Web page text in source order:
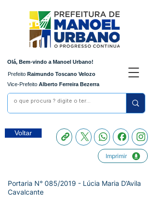
Olá, Bem-vindo a Manoel Urbano!
Prefeito Raimundo Toscano Velozo
Vice-Prefeito Alberto Ferreira Bezerra
Voltar
Imprimir
Portaria N° 085/2019 - Lúcia Maria D’Avila
Cavalcante